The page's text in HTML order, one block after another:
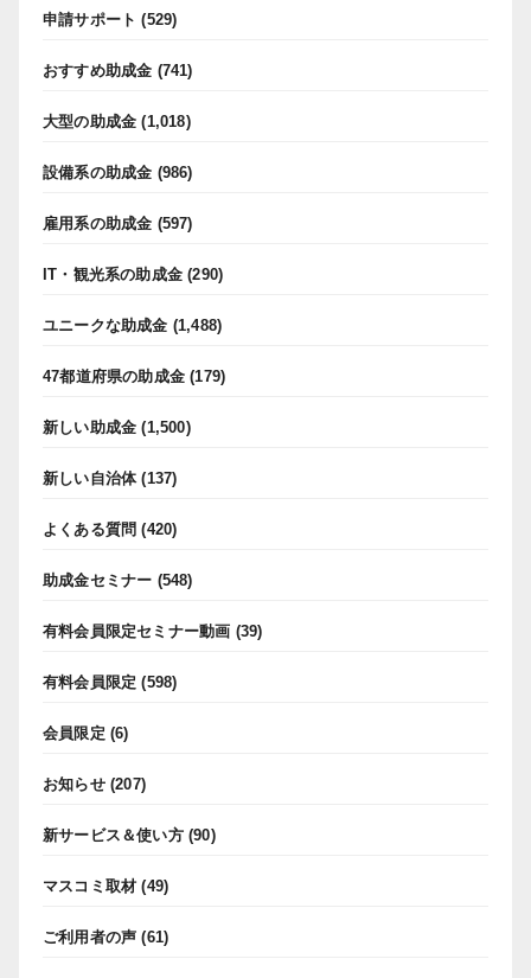
申請サポート (529)
おすすめ助成金 (741)
大型の助成金 (1,018)
設備系の助成金 (986)
雇用系の助成金 (597)
IT・観光系の助成金 (290)
ユニークな助成金 (1,488)
47都道府県の助成金 (179)
新しい助成金 (1,500)
新しい自治体(137)
よくある質問 (420)
助成金セミナー (548)
有料会員限定セミナー動画 (39)
有料会員限定 (598)
会員限定 (6)
お知らせ(207)
新サービス＆使い方(90)
マスコミ取材 (49)
ご利用者の声 (61)